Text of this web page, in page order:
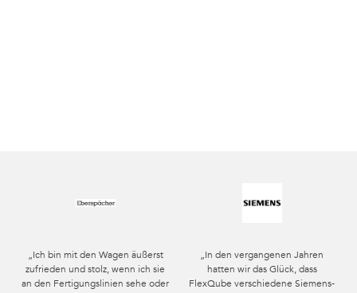
„Ich bin mit den Wagen äußerst
zufrieden und stolz, wenn ich sie
an den Fertigungslinien sehe oder
„In den vergangenen Jahren
hatten wir das Glück, dass
FlexQube verschiedene Siemens-